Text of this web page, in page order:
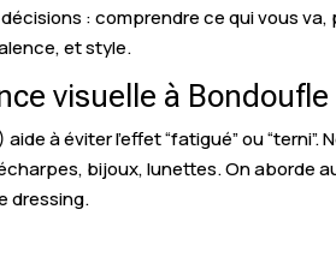
: comprendre ce qui vous
et style.
visuelle à Bondoufle
à éviter l’effet “fatigué” ou
bijoux, lunettes. On aborde
dressing.